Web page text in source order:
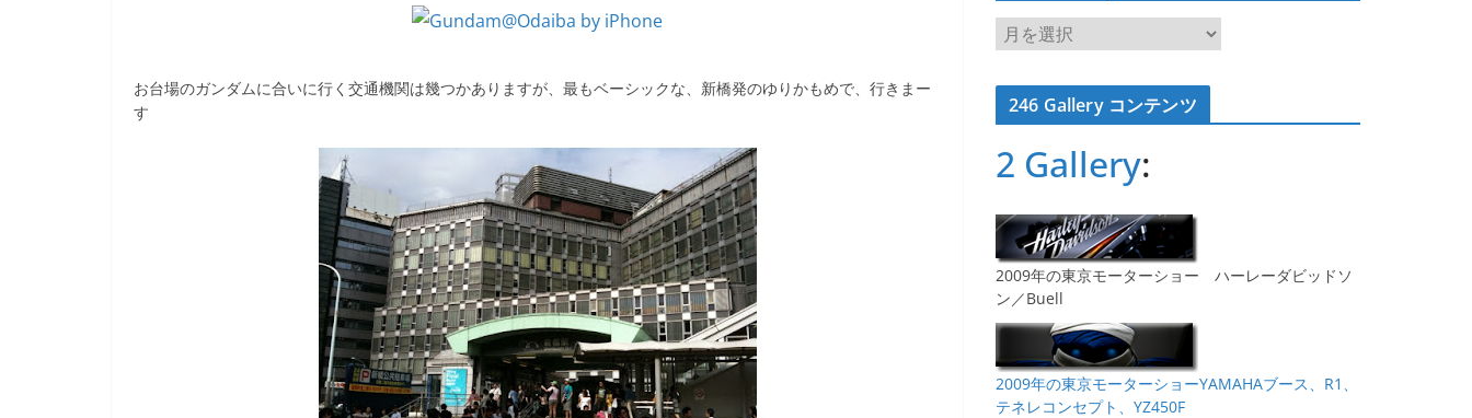
o
お台場のガンダムに合いに行く交通機関は幾つかありますが、最もベーシックな、新橋発のゆりかもめで、行きまー
す
ア
ー
カ
イ246 Gallery コンテンツ
2 Gallery:
2009年の東京モーターショー ハーレーダビッドソ
ン／Buell
2009年の東京モーターショーYAMAHAブース、R1、
テネレコンセプト、YZ450F